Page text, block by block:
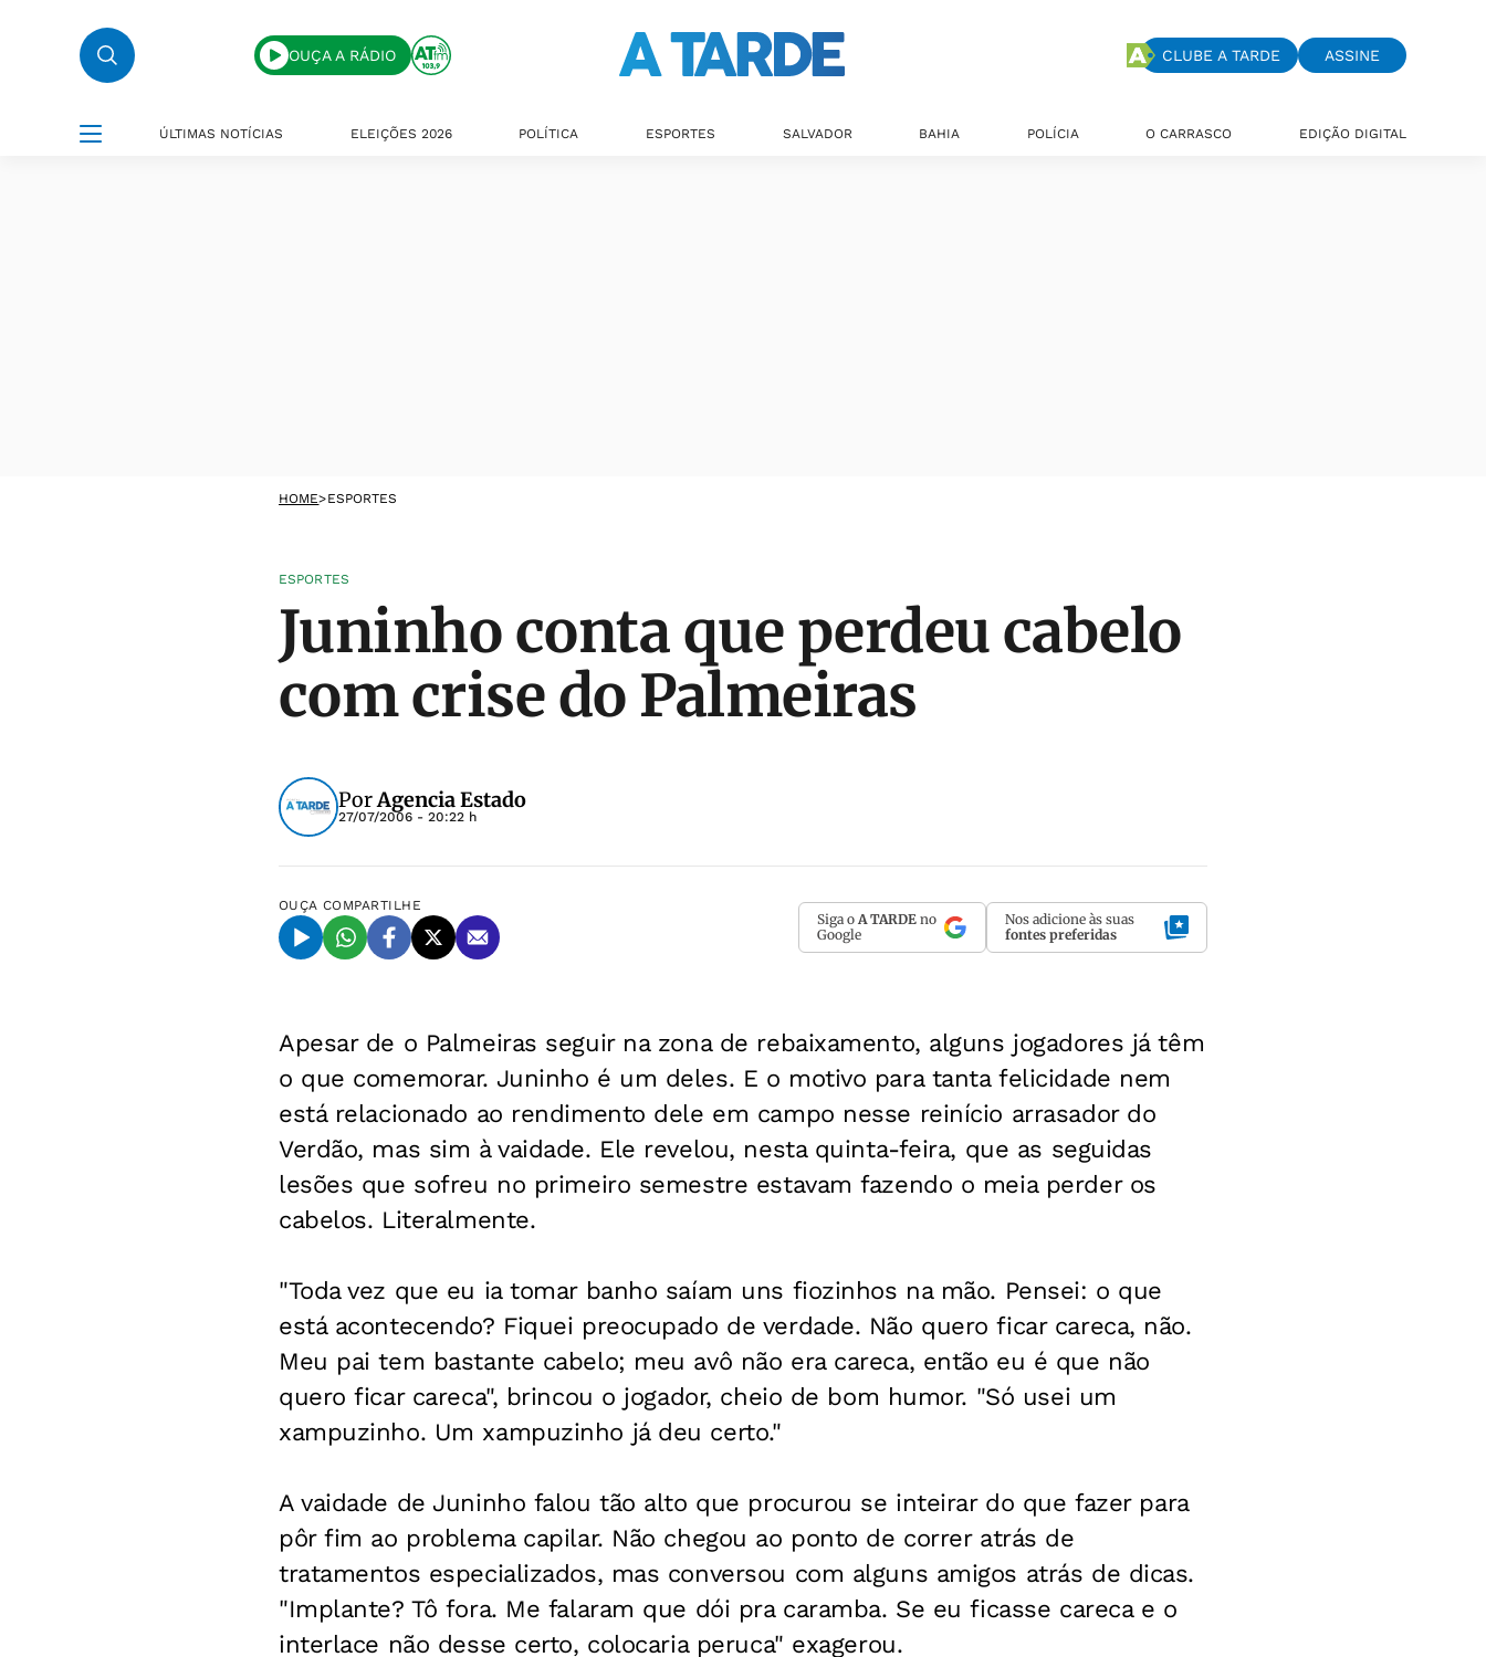
OUÇA A RÁDIO CLUBE A TARDE ASSINE
ÚLTIMAS NOTÍCIAS ELEIÇÕES 2026 POLÍTICA ESPORTES SALVADOR BAHIA POLÍCIA O CARRASCO EDIÇÃO DIGITAL
HOME>ESPORTES
ESPORTES
Juninho conta que perdeu cabelo
com crise do Palmeiras
PorAgencia Estado
27/07/2006 - 20:22 h
OUÇA COMPARTILHE
Siga o A TARDE no
Google
Nos adicione às suas
fontes preferidas
Apesar de o Palmeiras seguir na zona de rebaixamento, alguns jogadores já têm
o que comemorar. Juninho é um deles. E o motivo para tanta felicidade nem
está relacionado ao rendimento dele em campo nesse reinício arrasador do
Verdão, mas sim à vaidade. Ele revelou, nesta quinta-feira, que as seguidas
lesões que sofreu no primeiro semestre estavam fazendo o meia perder os
cabelos. Literalmente.
"Toda vez que eu ia tomar banho saíam uns fiozinhos na mão. Pensei: o que
está acontecendo? Fiquei preocupado de verdade. Não quero ficar careca, não.
Meu pai tem bastante cabelo; meu avô não era careca, então eu é que não
quero ficar careca", brincou o jogador, cheio de bom humor. "Só usei um
xampuzinho. Um xampuzinho já deu certo."
A vaidade de Juninho falou tão alto que procurou se inteirar do que fazer para
pôr fim ao problema capilar. Não chegou ao ponto de correr atrás de
tratamentos especializados, mas conversou com alguns amigos atrás de dicas.
"Implante? Tô fora. Me falaram que dói pra caramba. Se eu ficasse careca e o
interlace não desse certo, colocaria peruca" exagerou.